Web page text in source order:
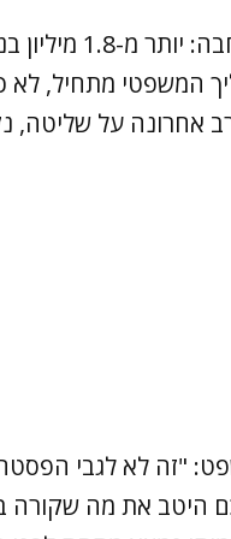
המספרים בארצות הברית
המשפטי מתחיל,
אחרונה על שליטה,
"זה לא לגבי
היטב את מה שקורה